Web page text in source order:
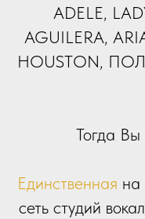
ADELE,
AGUILERA,
HOUSTON,
Тогда Вы
Единственная на
сеть студий